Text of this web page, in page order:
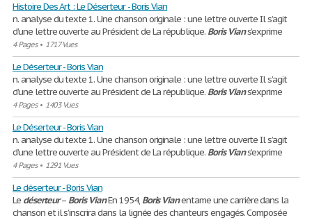
Histoire Des Art : Le Déserteur - Boris Vian
n. analyse du texte 1. Une chanson originale : une lettre ouverte Il s’agit
d’une lettre ouverte au Président de La république. Boris Vians’exprime
4 Pages• 1717 Vues
Le Déserteur - Boris Vian
n. analyse du texte 1. Une chanson originale : une lettre ouverte Il s’agit
d’une lettre ouverte au Président de La république. Boris Vians’exprime
4 Pages• 1403 Vues
Le Déserteur - Boris Vian
n. analyse du texte 1. Une chanson originale : une lettre ouverte Il s’agit
d’une lettre ouverte au Président de La république. Boris Vians’exprime
4 Pages• 1291 Vues
Le déserteur - Boris Vian
Le déserteur– Boris VianEn 1954, Boris Vianentame une carrière dans la
chanson et il s’inscrira dans la lignée des chanteurs engagés. Composée